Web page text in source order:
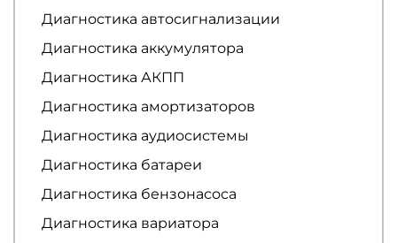
Диагностика автосигнализации
Диагностика аккумулятора
Диагностика АКПП
Диагностика амортизаторов
Диагностика аудиосистемы
Диагностика батареи
Диагностика бензонасоса
Диагностика вариатора